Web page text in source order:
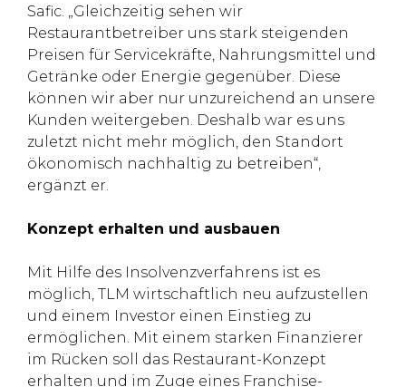
Safic. „Gleichzeitig sehen wir
Restaurantbetreiber uns stark steigenden
Preisen für Servicekräfte, Nahrungsmittel und
Getränke oder Energie gegenüber. Diese
können wir aber nur unzureichend an unsere
Kunden weitergeben. Deshalb war es uns
zuletzt nicht mehr möglich, den Standort
ökonomisch nachhaltig zu betreiben“,
ergänzt er.
Konzept erhalten und ausbauen
Mit Hilfe des Insolvenzverfahrens ist es
möglich, TLM wirtschaftlich neu aufzustellen
und einem Investor einen Einstieg zu
ermöglichen. Mit einem starken Finanzierer
im Rücken soll das Restaurant-Konzept
erhalten und im Zuge eines Franchise-